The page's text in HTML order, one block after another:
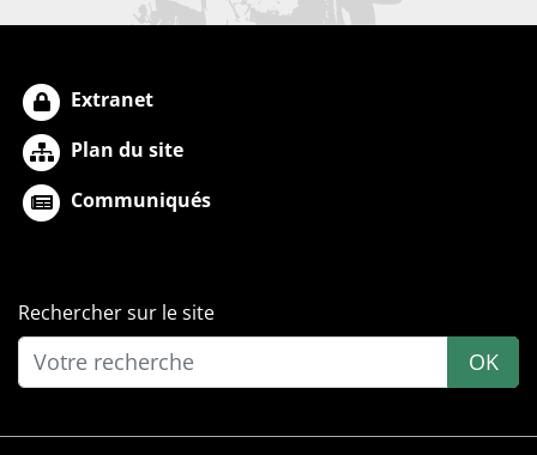
Extranet
Plan du site
Communiqués
Rechercher sur le site
OK